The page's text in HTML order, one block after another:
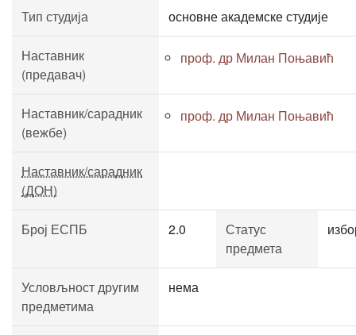
Тип студија основне академске студије
Наставник
(предавач)
проф. др Милан Поњавић
Наставник/сарадник
(вежбе)
проф. др Милан Поњавић
Наставник/сарадник
(ДОН)
Број ЕСПБ 2.0
Статус
предмета
Условљност другим
предметима
нема